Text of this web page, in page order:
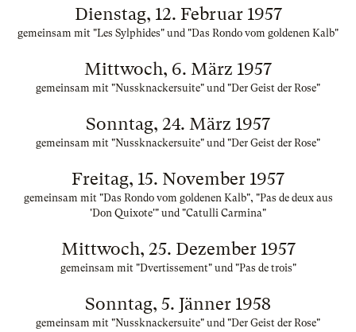
Dienstag, 12. Februar 1957
gemeinsam mit "Les Sylphides" und "Das Rondo vom goldenen Kalb"
Mittwoch, 6. März 1957
gemeinsam mit "Nussknackersuite" und "Der Geist der Rose"
Sonntag, 24. März 1957
gemeinsam mit "Nussknackersuite" und "Der Geist der Rose"
Freitag, 15. November 1957
gemeinsam mit "Das Rondo vom goldenen Kalb", "Pas de deux aus
'Don Quixote'" und "Catulli Carmina"
Mittwoch, 25. Dezember 1957
gemeinsam mit "Dvertissement" und "Pas de trois"
Sonntag, 5. Jänner 1958
gemeinsam mit "Nussknackersuite" und "Der Geist der Rose"